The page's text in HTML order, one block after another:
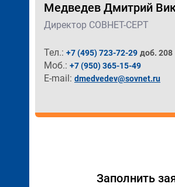
Заполнить
Медведев Дмитрий
Директор СОВНЕТ-СЕРТ
Тел.: +7 (495) 723-72-29 доб. 208
Моб.: +7 (950) 365-15-49
E-mail: dmedvedev@sovnet.ru